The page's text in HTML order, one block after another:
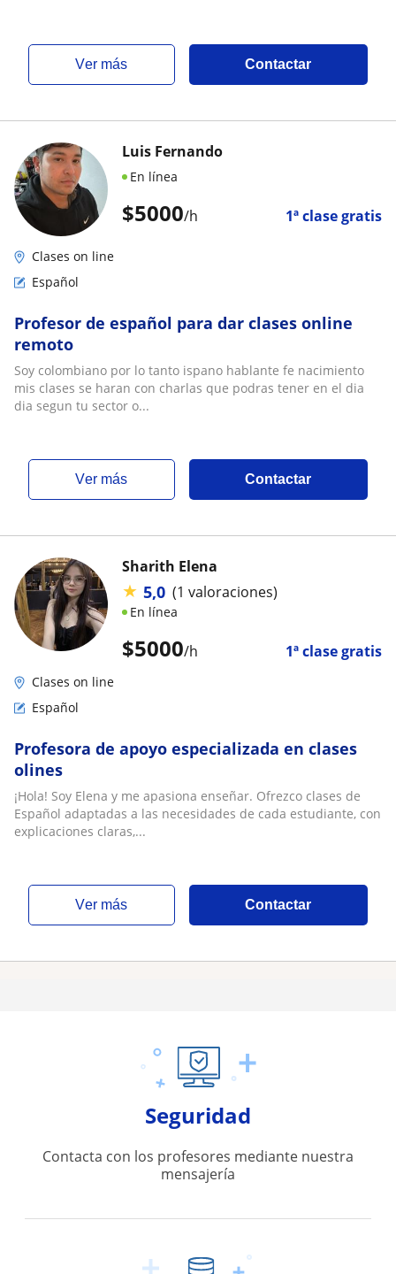
ver más Contactar
$5000/h 1ª clase gratis
Luis Fernando
En línea
Clases on line
Español
Profesor de español para dar clases online
remoto
Soy colombiano por lo tanto ispano hablante fe nacimiento
mis clases se haran con charlas que podras tener en el dia
dia segun tu sector o...
ver más Contactar
$5000/h 1ª clase gratis
Sharith Elena
★ 5,0 (1 valoraciones)
En línea
Clases on line
Español
Profesora de apoyo especializada en clases
olines
¡Hola! Soy Elena y me apasiona enseñar. Ofrezco clases de
Español adaptadas a las necesidades de cada estudiante, con
explicaciones claras,...
ver más Contactar
Seguridad
Contacta con los profesores mediante nuestra
mensajería